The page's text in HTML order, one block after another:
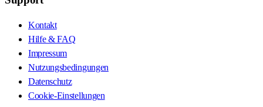
Kontakt
Hilfe & FAQ
Impressum
Nutzungsbedingungen
Datenschutz
Cookie-Einstellungen